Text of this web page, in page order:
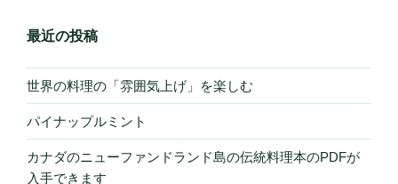
最近の投稿
世界の料理の「雰囲気上げ」を楽しむ
パイナップルミント
カナダのニューファンドランド島の伝統料理本のPDFが
入手できます